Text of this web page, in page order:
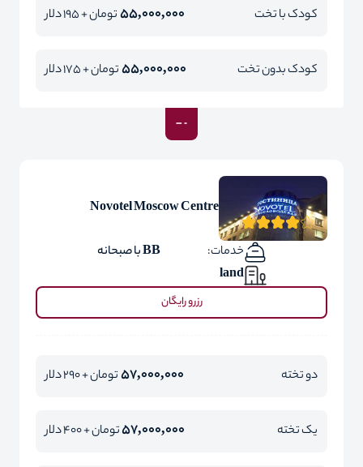
کودک با تخت 55,000,000تومان + 195 دلار
کودک بدون تخت 55,000,000تومان + 175 دلار
Novotel Moscow Centre
خدمات:
BB با صبحانه
land
رزرو رایگان
دو تخته 57,000,000تومان + 290 دلار
یک تخته 57,000,000تومان + 400 دلار